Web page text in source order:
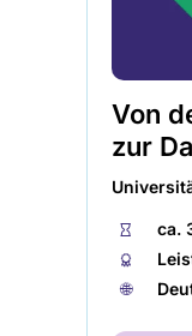
Von
zur
⏱
ca.
🏅︎
🌐︎